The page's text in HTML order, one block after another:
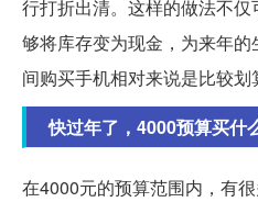
行打折出清。这样的做法不
够将库存变为现金，为来年
间购买手机相对来说是比较划
快过年了，4000预算买什
在4000元的预算范围内，有